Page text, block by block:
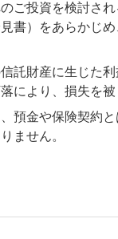
ご投資を検討さ
見書）をあらかじ
託財産に生じた
により、損失を
預金や保険契約
ません。